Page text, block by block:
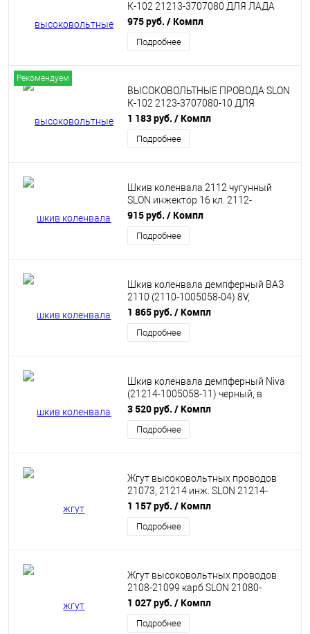
К-102 21213-3707080 ДЛЯ ЛАДА
4Х4 КАРБЮРАТОР
975 руб. / Компл
Подробнее
Рекомендуем
ВЫСОКОВОЛЬТНЫЕ ПРОВОДА SLON
К-102 2123-3707080-10 ДЛЯ
ШЕВРОЛЕ НИВА
1 183 руб. / Компл
Подробнее
Шкив коленвала 2112 чугунный
SLON инжектор 16 кл. 2112-
1005060-25
915 руб. / Компл
Подробнее
Шкив коленвала демпферный ВАЗ
2110 (2110-1005058-04) 8V,
инжектор SLON
1 865 руб. / Компл
Подробнее
Шкив коленвала демпферный Niva
(21214-1005058-11) черный, в
упаковке (8V) SLON
3 520 руб. / Компл
Подробнее
Жгут высоковольтных проводов
21073, 21214 инж. SLON 21214-
3707080-30
1 157 руб. / Компл
Подробнее
Жгут высоковольтных проводов
2108-21099 карб SLON 21080-
3707080-10
1 027 руб. / Компл
Подробнее